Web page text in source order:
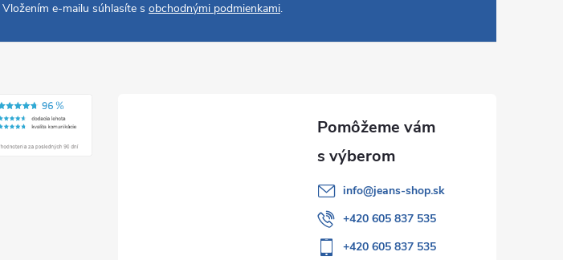
Vložením e-mailu súhlasíte s obchodnými podmienkami.
info@jeans-shop.sk
+420 605 837 535
+420 605 837 535